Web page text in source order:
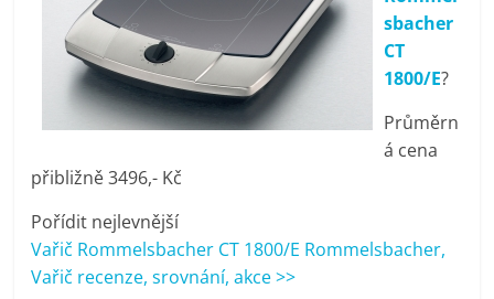
kávovary,
bazény
elektronika
porovnání
Elektro
OK,
recenze,
sbacher
CT
1800/E?
Průměrn
á cena
přibližně 3496,- Kč
Pořídit nejlevnější
Vařič Rommelsbacher CT 1800/E Rommelsbacher,
Vařič recenze, srovnání, akce >>